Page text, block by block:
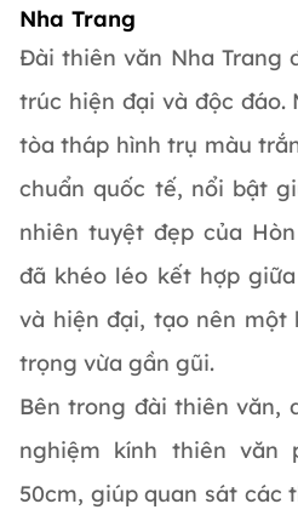
Nha Trang
Đài thiên văn Nha Trang
trúc hiện đại và độc đáo.
tòa tháp hình trụ màu
chuẩn quốc tế, nổi bật
nhiên tuyệt đẹp của
đã khéo léo kết hợp
và hiện đại, tạo nên một
trọng vừa gần gũi.
Bên trong đài thiên văn,
nghiệm kính thiên văn
50cm, giúp quan sát các